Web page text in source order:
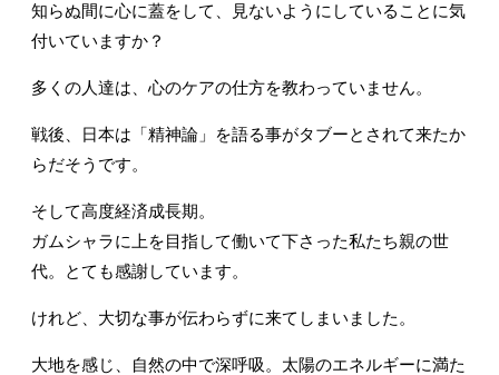
知らぬ間に心に蓋をして、見ないようにしていることに気
付いていますか？
多くの人達は、心のケアの仕方を教わっていません。
戦後、日本は「精神論」を語る事がタブーとされて来たか
らだそうです。
そして高度経済成長期。
ガムシャラに上を目指して働いて下さった私たち親の世
代。とても感謝しています。
けれど、大切な事が伝わらずに来てしまいました。
大地を感じ、自然の中で深呼吸。太陽のエネルギーに満た